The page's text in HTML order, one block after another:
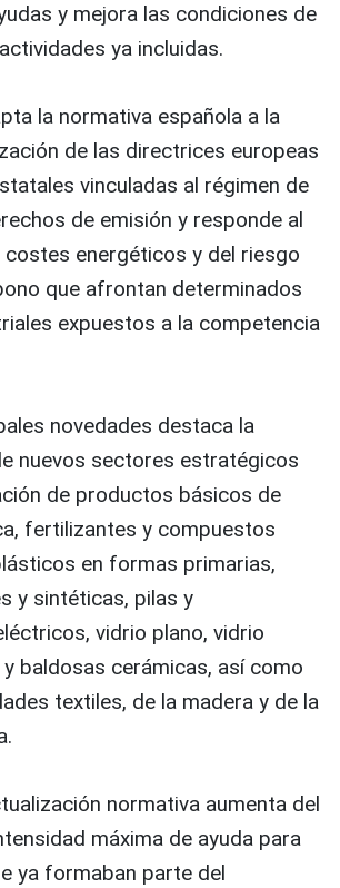
y mejora las condiciones de
ya incluidas.
la normativa española a la
de las directrices europeas
vinculadas al régimen de
de emisión y responde al
energéticos y del riesgo
que afrontan determinados
expuestos a la competencia
novedades destaca la
nuevos sectores estratégicos
de productos básicos de
fertilizantes y compuestos
en formas primarias,
y sintéticas, pilas y
vidrio plano, vidrio
baldosas cerámicas, así como
textiles, de la madera y de la
normativa aumenta del
máxima de ayuda para
ya formaban parte del